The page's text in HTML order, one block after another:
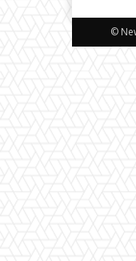
©